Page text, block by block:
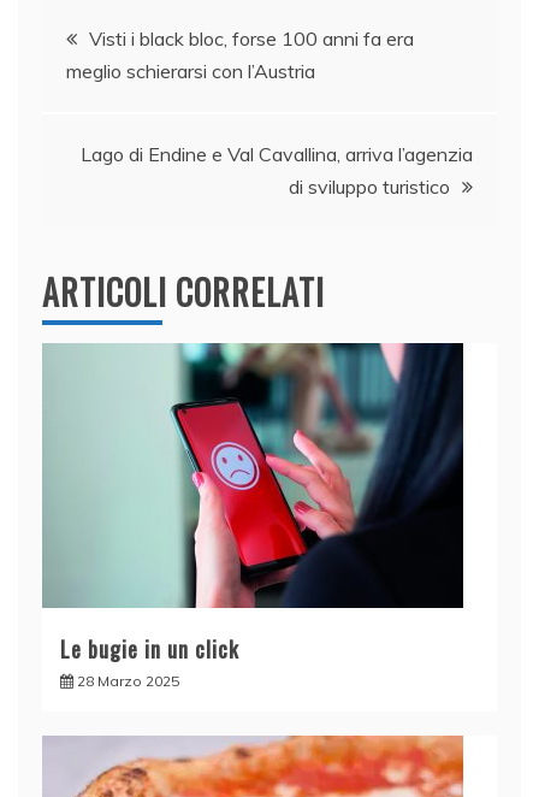
b
o
k
dI
n
A
p
vi
Navigazione
articoli
Visti i black bloc, forse 100 anni fa era
meglio schierarsi con l’Austria
Lago di Endine e Val Cavallina, arriva l’agenzia
di sviluppo turistico
ARTICOLI CORRELATI
Le bugie in un click
28 Marzo 2025